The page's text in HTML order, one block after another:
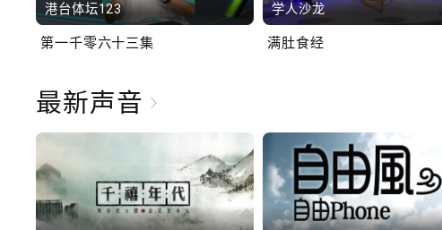
港台体坛123
第一千零六十三集
学人沙龙
满肚食经
最新声音